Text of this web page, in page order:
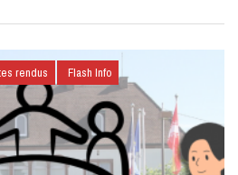
rendus Flash Info